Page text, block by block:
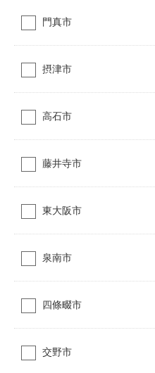
門真市
摂津市
高石市
藤井寺市
東大阪市
泉南市
四條畷市
交野市